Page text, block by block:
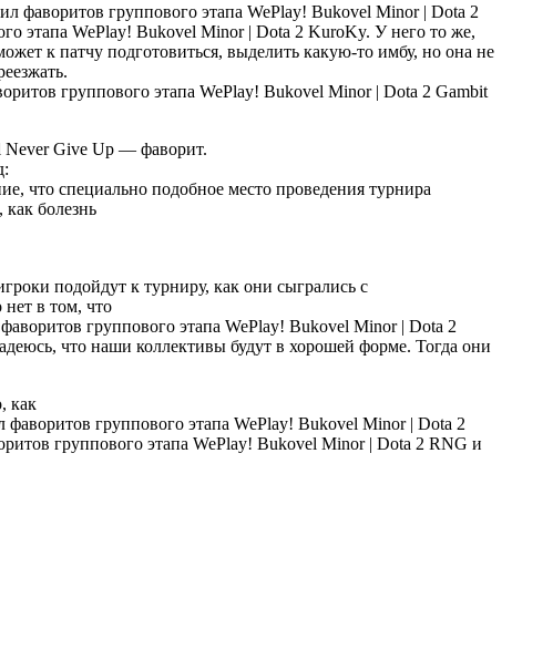
KuroKy. У него то же,
к патчу подготовиться, выделить какую-то имбу, но она не
Gambit
Never Give Up — фаворит.
что специально подобное место проведения турнира
болезнь
подойдут к турниру, как они сыгрались с
нет в том, что
что наши коллективы будут в хорошей форме. Тогда они
как
RNG и